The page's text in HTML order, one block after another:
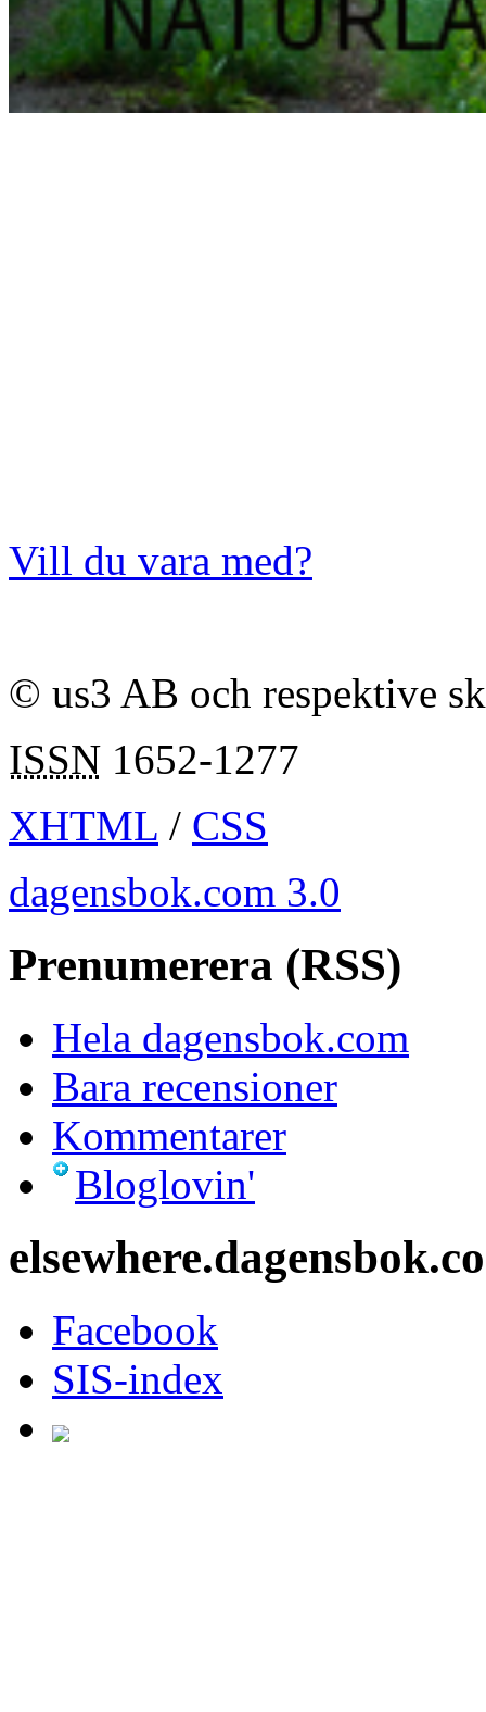
Vill du vara med?
© us3 AB och respektive
ISSN 1652-1277
XHTML / CSS
dagensbok.com 3.0
Prenumerera (RSS)
Hela dagensbok.com
Bara recensioner
Kommentarer
Bloglovin'
Facebook
SIS-index